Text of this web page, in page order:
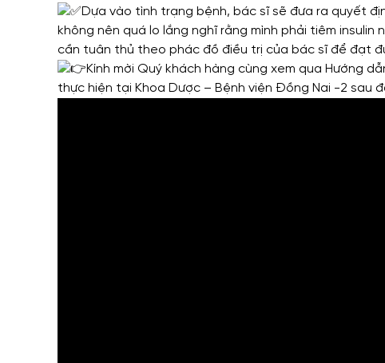
Dựa vào tình trạng bệnh, bác sĩ sẽ đưa ra quyết
không nên quá lo lắng nghĩ rằng mình phải tiêm
cần tuân thủ theo phác đồ điều trị của bác sĩ để đạt
Kính mời Quý khách hàng cùng xem qua Hướng
thực hiện tại Khoa Dược – Bệnh viện Đồng Nai -2 sau